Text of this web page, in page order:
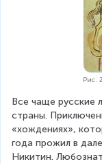
Рис.
Все чаще русские
страны.
«хождениях»,
года прожил в
Никитин.